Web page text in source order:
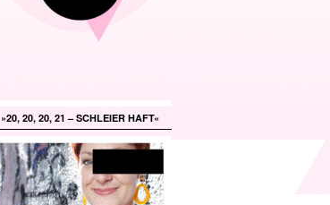
»20, 20, 20, 21 – SCHLEIER HAFT«